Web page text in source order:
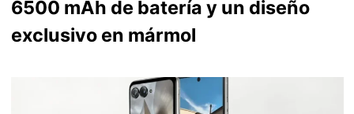
6500 mAh de batería y un diseño
exclusivo en mármol